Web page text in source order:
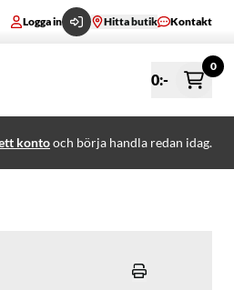
Logga in Hitta butik Kontakt
0:-
0
kontooch börja handla redan idag.